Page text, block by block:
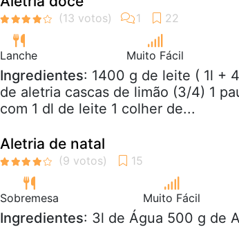
Lanche Muito Fácil
Ingredientes: 1400 g de leite ( 1l +
de aletria cascas de limão (3/4) 1
com 1 dl de leite 1 colher de...
Aletria de natal
Sobremesa Muito Fácil
Ingredientes: 3l de Água 500 g de